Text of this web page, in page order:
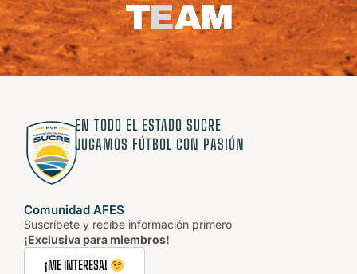
EN TODO EL ESTADO SUCRE
JUGAMOS FÚTBOL CON PASIÓN
Comunidad AFES
Suscríbete y recibe información primero
¡Exclusiva para miembros!
¡ME INTERESA!